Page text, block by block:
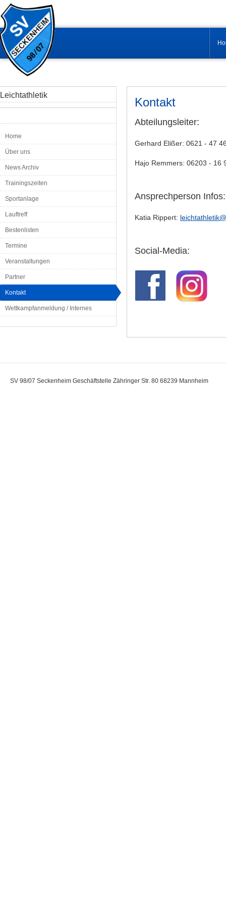
Leichtathletik
Home
Über uns
News Archiv
Trainingszeiten
Sportanlage
Lauftreff
Bestenlisten
Termine
Veranstaltungen
Partner
Kontakt
Wettkampfanmeldung / Internes
Kontakt
Abteilungsleiter:
Gerhard Elißer: 0621 - 47
Hajo Remmers: 06203 - 16
Ansprechperson Infos:
Katia Rippert:
Social-Media:
SV 98/07 Seckenheim Geschäftstelle Zähringer Str. 80 68239 Mannheim